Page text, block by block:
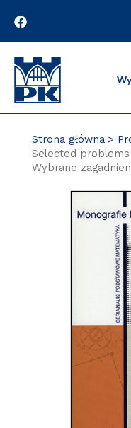
Strona główna
Selected
Wybrane